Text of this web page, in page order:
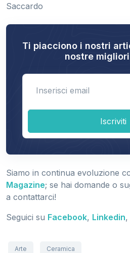
Saccardo
Ti piacciono i nostri
nostre
Iscriviti
Siamo in continua evoluzione
Magazine; se hai domande o
a contattarci!
Seguici su Facebook, Linkedin,
Arte Ceramica